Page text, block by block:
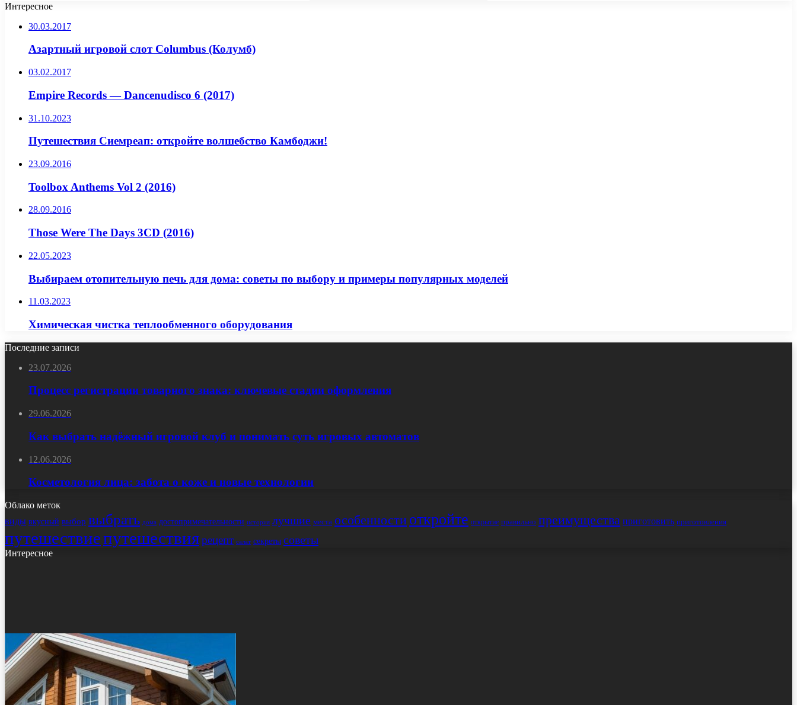
Интересное
30.03.2017
Азартный игровой слот Columbus (Колумб)
03.02.2017
Empire Records — Dancenudisco 6 (2017)
31.10.2023
Путешествия Сиемреап: откройте волшебство Камбоджи!
23.09.2016
Toolbox Anthems Vol 2 (2016)
28.09.2016
Those Were The Days 3CD (2016)
22.05.2023
Выбираем отопительную печь для дома: советы по выбору и примеры популярных моделей
11.03.2023
Химическая чистка теплообменного оборудования
Последние записи
23.07.2026
Процесс регистрации товарного знака: ключевые стадии оформления
29.06.2026
Как выбрать надёжный игровой клуб и понимать суть игровых автоматов
12.06.2026
Косметология лица: забота о коже и новые технологии
Облако меток
виды вкусный выбор выбрать дома достопримечательности история лучшие места особенности откройте открытие правильно преимущества приготовить приготовления
путешествиепутешествиярецепт салат секреты советы
Интересное